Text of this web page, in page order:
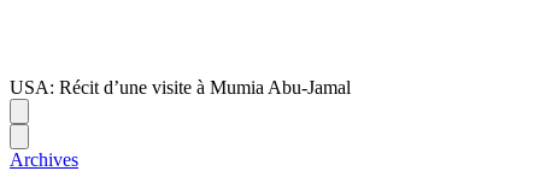
USA: Récit d’une visite à Mumia Abu-Jamal
Archives